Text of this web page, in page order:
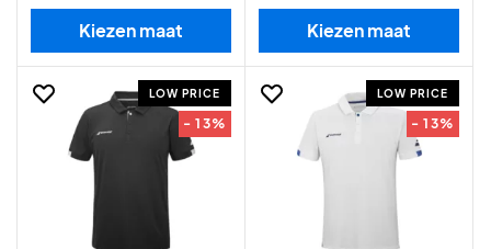
Kiezen maat Kiezen maat
LOW PRICE
- 13%
LOW PRICE
- 13%